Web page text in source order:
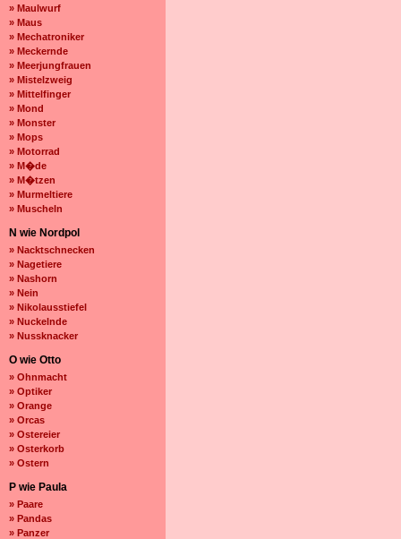
» Maulwurf
» Maus
» Mechatroniker
» Meckernde
» Meerjungfrauen
» Mistelzweig
» Mittelfinger
» Mond
» Monster
» Mops
» Motorrad
» M�de
» M�tzen
» Murmeltiere
» Muscheln
N wie Nordpol
» Nacktschnecken
» Nagetiere
» Nashorn
» Nein
» Nikolausstiefel
» Nuckelnde
» Nussknacker
O wie Otto
» Ohnmacht
» Optiker
» Orange
» Orcas
» Ostereier
» Osterkorb
» Ostern
P wie Paula
» Paare
» Pandas
» Panzer